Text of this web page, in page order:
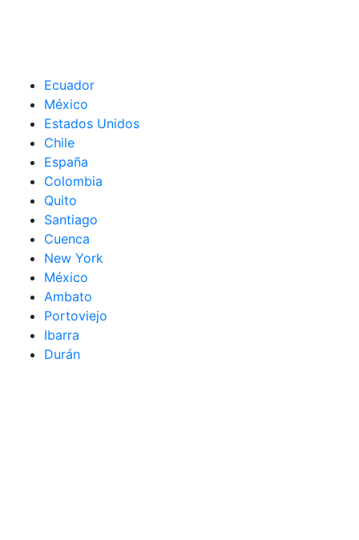
Ecuador
México
Estados Unidos
Chile
España
Colombia
Quito
Santiago
Cuenca
New York
México
Ambato
Portoviejo
Ibarra
Durán